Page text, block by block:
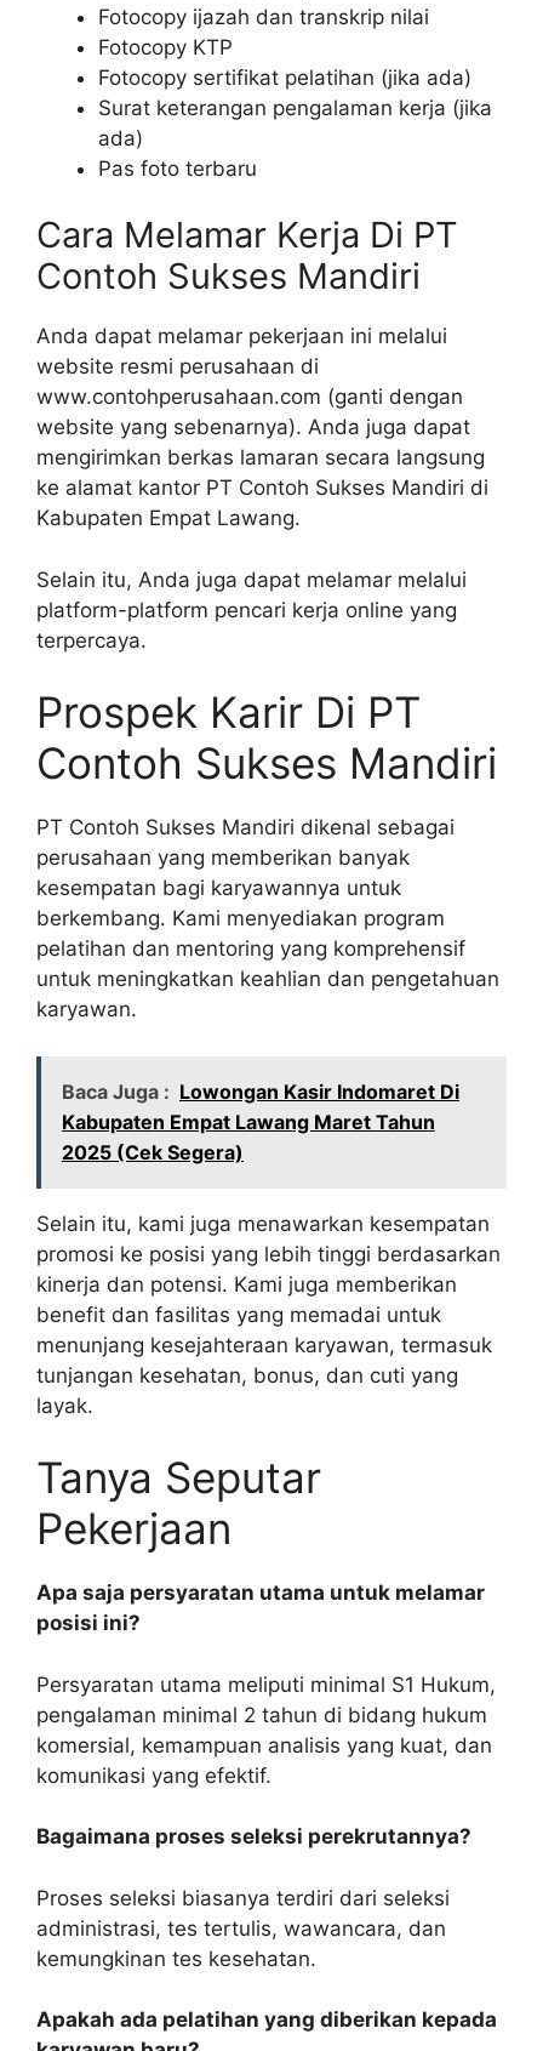
Fotocopy ijazah dan transkrip nilai
Fotocopy KTP
Fotocopy sertifikat pelatihan (jika ada)
Surat keterangan pengalaman kerja (jika
ada)
Pas foto terbaru
Cara Melamar Kerja Di PT
Contoh Sukses Mandiri
Anda dapat melamar pekerjaan ini melalui
website resmi perusahaan di
www.contohperusahaan.com (ganti dengan
website yang sebenarnya). Anda juga dapat
mengirimkan berkas lamaran secara langsung
ke alamat kantor PT Contoh Sukses Mandiri di
Kabupaten Empat Lawang.
Selain itu, Anda juga dapat melamar melalui
platform-platform pencari kerja online yang
terpercaya.
Prospek Karir Di PT
Contoh Sukses Mandiri
PT Contoh Sukses Mandiri dikenal sebagai
perusahaan yang memberikan banyak
kesempatan bagi karyawannya untuk
berkembang. Kami menyediakan program
pelatihan dan mentoring yang komprehensif
untuk meningkatkan keahlian dan pengetahuan
karyawan.
Baca Juga : Lowongan Kasir Indomaret Di
Kabupaten Empat Lawang Maret Tahun
2025 (Cek Segera)
Selain itu, kami juga menawarkan kesempatan
promosi ke posisi yang lebih tinggi berdasarkan
kinerja dan potensi. Kami juga memberikan
benefit dan fasilitas yang memadai untuk
menunjang kesejahteraan karyawan, termasuk
tunjangan kesehatan, bonus, dan cuti yang
layak.
Tanya Seputar
Pekerjaan
Apa saja persyaratan utama untuk melamar
posisi ini?
Persyaratan utama meliputi minimal S1 Hukum,
pengalaman minimal 2 tahun di bidang hukum
komersial, kemampuan analisis yang kuat, dan
komunikasi yang efektif.
Bagaimana proses seleksi perekrutannya?
Proses seleksi biasanya terdiri dari seleksi
administrasi, tes tertulis, wawancara, dan
kemungkinan tes kesehatan.
Apakah ada pelatihan yang diberikan kepada